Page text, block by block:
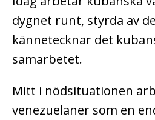
dygnet runt, styrda av
kännetecknar det
samarbetet.
Mitt i nödsituationen
venezuelaner som en